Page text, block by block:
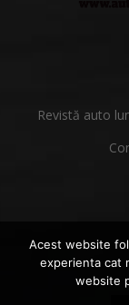
Revistă auto
Acest website
experienta cat
website